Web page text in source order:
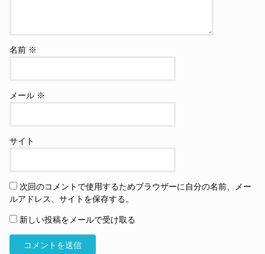
名前 ※
メール ※
サイト
次回のコメントで使用するためブラウザーに自分の名前、メー
ルアドレス、サイトを保存する。
新しい投稿をメールで受け取る